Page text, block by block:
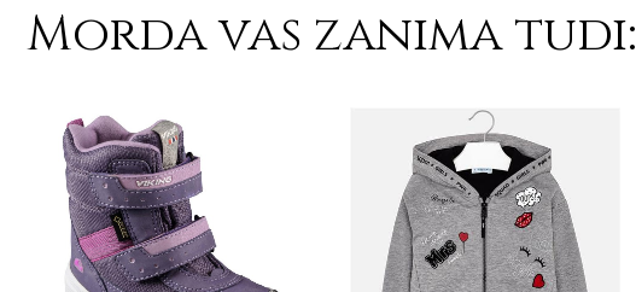
Morda vas zanima tudi: